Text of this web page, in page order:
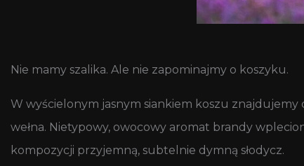
Nie mamy szalika. Ale nie zapominajmy o koszyku.
W wyścielonym jasnym siankiem koszu
wełna. Nietypowy, owocowy aromat brandy
kompozycji przyjemną, subtelnie dymną słodycz.